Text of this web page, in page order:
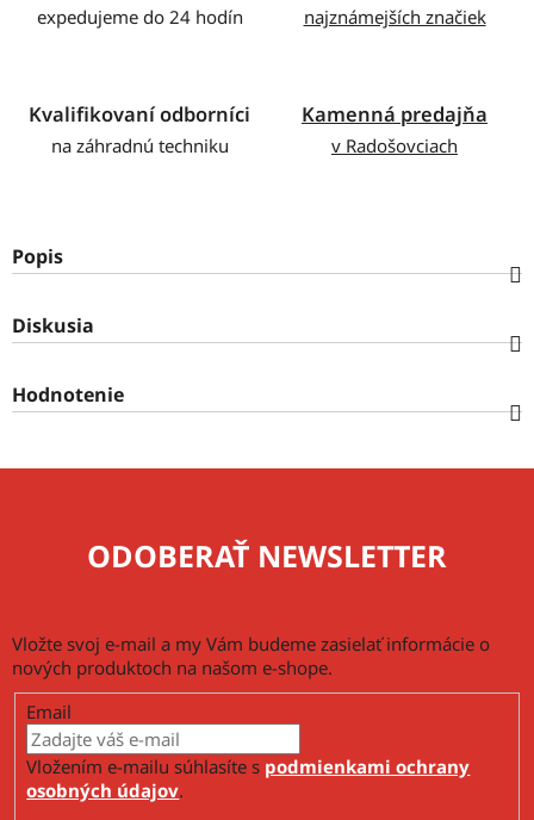
expedujeme do 24 hodín najznámejších značiek
Kvalifikovaní odborníci
na záhradnú techniku
Kamenná predajňa
v Radošovciach
Popis
Diskusia
Hodnotenie
ODOBERAŤ NEWSLETTER
Vložte svoj e-mail a my Vám budeme zasielať informácie o
nových produktoch na našom e-shope.
Email
Vložením e-mailu súhlasíte s podmienkami ochrany
osobných údajov.